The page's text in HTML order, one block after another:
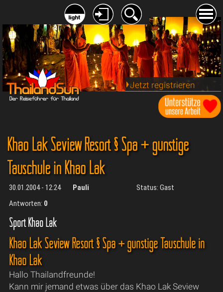
Jetzt registrieren
Khao Lak Seview Resort § Spa + günstige
Tauschule in Khao Lak
30.01.2004 - 12:24 Pauli
Status: Gast
Antworten: 0
Sport Khao Lak
Khao Lak Seview Resort § Spa + günstige Tauschule in
Khao Lak
Hallo Thailandfreunde!
Kann mir jemand etwas über das Khao Lak Seview